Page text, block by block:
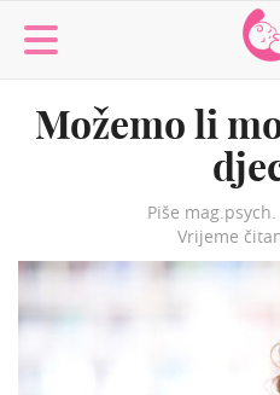
Možemo li
Piše mag.psych.
Vrijeme